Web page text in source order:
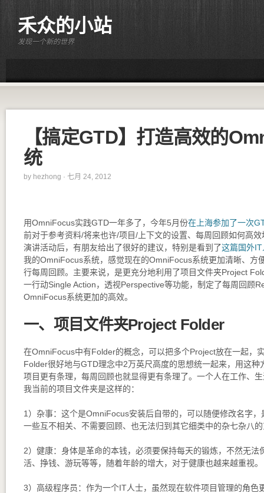
禾众的小站
发现一个新的世界
【搞定GTD】打造高效的
统
by hezhong · 七月 24, 2012
用OmniFocus实践GTD一年多了，今年5月份在上海参加了一次
前对于参考资料/将来也许/项目/上下文的设置、每周回顾如何高
演讲活动后，有朋友给出了很好的建议，特别是看到了这篇国外
我的OmniFocus系统，感觉现在的OmniFocus系统更加清晰、方
行每周回顾。主要来说，是更充分地利用了项目文件夹Project
一行动Single Action，透视Perspective等功能，制定了每周回顾
OmniFocus系统更加的高效。
一、项目文件夹Project Folder
在OmniFocus中有Folder的概念，可以把多个Project放在一起，
Folder很好地与GTD理念中2万英尺高度的思想统一起来，用这种
项目更有条理，每周回顾也就显得更有条理了。一个人在工作、
我当前的项目文件夹是这样的：
1）杂事：这个是OmniFocus安装后自带的，可以随便修改名字
一些互不相关、不需要回顾、也无法归到其它细类中的杂七杂八
2）健康：身体是革命的本钱，必须要保持每天的锻炼，不然无法
活、挣钱、游玩等等，随着年龄的增大，对于健康也越来越重视。
3）高级程序员：作为一个IT人士，虽然现在软件项目管理的角色